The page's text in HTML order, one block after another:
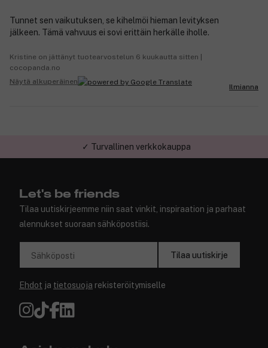
Tunnet sen vaikutuksen, se kihelmöi hieman levityksen
jälkeen. Tämä vahvuus ei sovi erittäin herkälle iholle.
Kristine on jättänyt tuotearvostelun 6 kuukautta sitten |
cocopanda.no
Näytä alkuperäinen
Ilmianna
✓ Turvallinen verkkokauppa
Let's be friends
Tilaa uutiskirjeemme niin saat vinkit, inspiraation ja parhaat
alennukset suoraan sähköpostiisi.
Sähköposti Tilaa uutiskirje
Ehdot ja tietosuoja rekisteröitymiselle